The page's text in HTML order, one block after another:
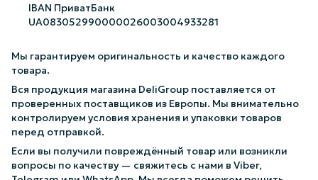
IBAN ПриватБанк
UA083052990000026003004933281
Мы гарантируем оригинальность и качество каждого
товара.
Вся продукция магазина DeliGroup поставляется от
проверенных поставщиков из Европы. Мы внимательно
контролируем условия хранения и упаковки товаров
перед отправкой.
Если вы получили повреждённый товар или возникли
вопросы по качеству — свяжитесь с нами в Viber,